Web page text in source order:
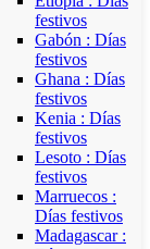
festivos
Gabón : Días
festivos
Ghana : Días
festivos
Kenia : Días
festivos
Lesoto : Días
festivos
Marruecos :
Días festivos
Madagascar :